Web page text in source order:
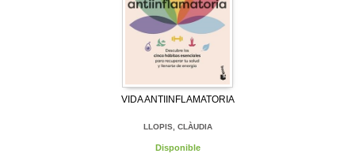
VIDA ANTIINFLAMATORIA
LLOPIS, CLÀUDIA
Disponible